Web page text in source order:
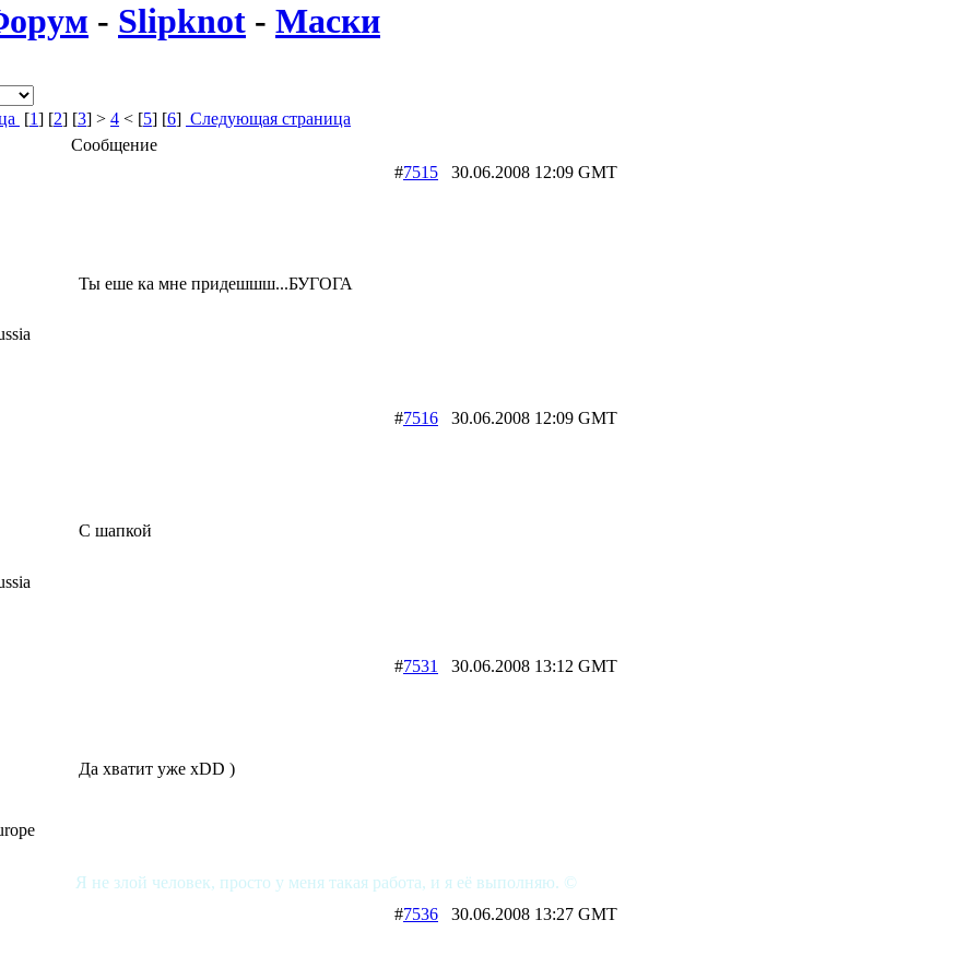
- Slipknot - Маски
[1] [2] [3] > 4 < [5] [6] Следующая страница
Сообщение
#7515 30.06.2008 12:09 GMT
Ты еше ка мне придешшш...БУГОГА
#7516 30.06.2008 12:09 GMT
С шапкой
#7531 30.06.2008 13:12 GMT
Да хватит уже xDD )
Я не злой человек, просто у меня такая работа, и я её выполняю. ©
#7536 30.06.2008 13:27 GMT